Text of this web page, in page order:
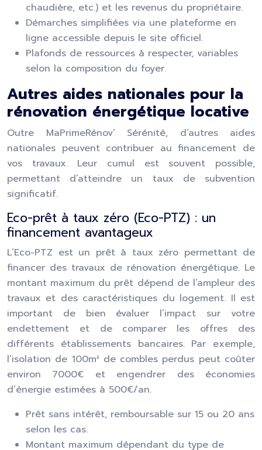
chaudière, etc.) et les revenus du propriétaire.
Démarches simplifiées via une plateforme en
ligne accessible depuis le site officiel.
Plafonds de ressources à respecter, variables
selon la composition du foyer.
Autres aides nationales pour la
rénovation énergétique locative
Outre MaPrimeRénov’ Sérénité, d’autres aides
nationales peuvent contribuer au financement de
vos travaux. Leur cumul est souvent possible,
permettant d’atteindre un taux de subvention
significatif.
Eco-prêt à taux zéro (Eco-PTZ) : un
financement avantageux
L’Eco-PTZ est un prêt à taux zéro permettant de
financer des travaux de rénovation énergétique. Le
montant maximum du prêt dépend de l’ampleur des
travaux et des caractéristiques du logement. Il est
important de bien évaluer l’impact sur votre
endettement et de comparer les offres des
différents établissements bancaires. Par exemple,
l’isolation de 100m² de combles perdus peut coûter
environ 7000€ et engendrer des économies
d’énergie estimées à 500€/an.
Prêt sans intérêt, remboursable sur 15 ou 20 ans
selon les cas.
Montant maximum dépendant du type de